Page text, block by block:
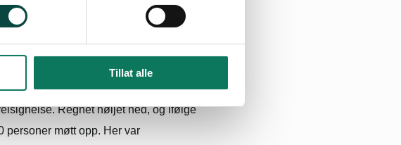
Tillat alle
Regnet høljet ned, og ifølge
personer møtt opp. Her var